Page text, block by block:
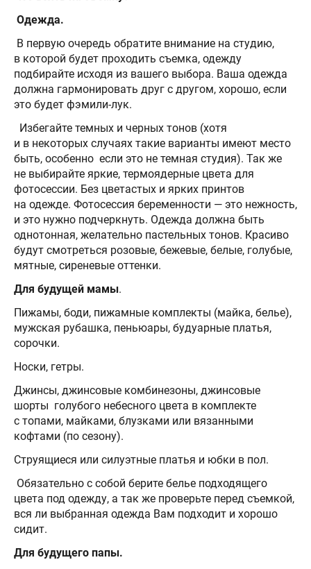
Одежда.
В первую очередь обратите внимание на студию,
в которой будет проходить съемка, одежду
подбирайте исходя из вашего выбора. Ваша одежда
должна гармонировать друг с другом, хорошо, если
это будет фэмили-лук.
Избегайте темных и черных тонов (хотя
и в некоторых случаях такие варианты имеют место
быть, особенно если это не темная студия). Так же
не выбирайте яркие, термоядерные цвета для
фотосессии. Без цветастых и ярких принтов
на одежде. Фотосессия беременности — это нежность,
и это нужно подчеркнуть. Одежда должна быть
однотонная, желательно пастельных тонов. Красиво
будут смотреться розовые, бежевые, белые, голубые,
мятные, сиреневые оттенки.
Для будущей мамы.
Пижамы, боди, пижамные комплекты (майка, белье),
мужская рубашка, пеньюары, будуарные платья,
сорочки.
Носки, гетры.
Джинсы, джинсовые комбинезоны, джинсовые
шорты голубого небесного цвета в комплекте
с топами, майками, блузками или вязанными
кофтами (по сезону).
Струящиеся или силуэтные платья и юбки в пол.
Обязательно с собой берите белье подходящего
цвета под одежду, а так же проверьте перед съемкой,
вся ли выбранная одежда Вам подходит и хорошо
сидит.
Для будущего папы.